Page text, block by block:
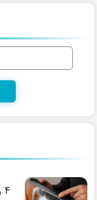
جستجو
۴ روش تشخیص چراغ فابریک اصل